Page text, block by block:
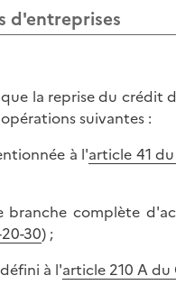
d'entreprises
la reprise du crédit
suivantes :
à l'article 41
complète
30) ;
à l'article 210 A du